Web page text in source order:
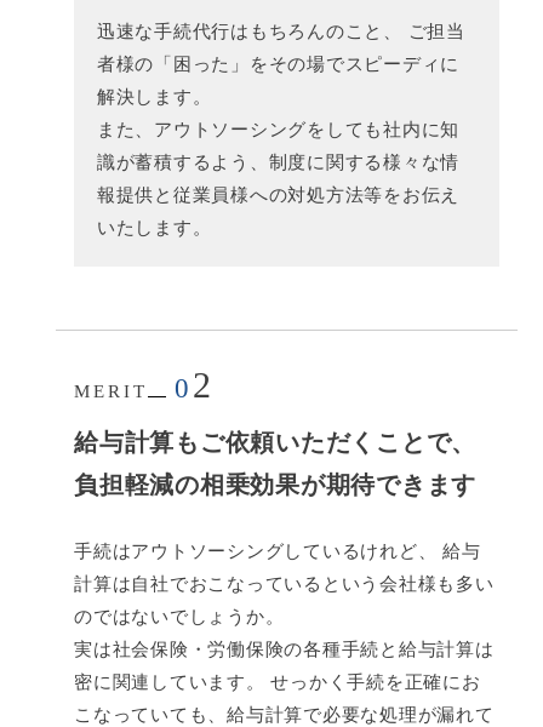
迅速な手続代行はもちろんのこと、 ご担当
者様の「困った」をその場でスピーディに
解決します。
また、アウトソーシングをしても社内に知
識が蓄積するよう、制度に関する様々な情
報提供と従業員様への対処方法等をお伝え
いたします。
MERIT 0 2
給与計算もご依頼いただくことで、
負担軽減の相乗効果が期待できます
手続はアウトソーシングしているけれど、 給与
計算は自社でおこなっているという会社様も多い
のではないでしょうか。
実は社会保険・労働保険の各種手続と給与計算は
密に関連しています。 せっかく手続を正確にお
こなっていても、給与計算で必要な処理が漏れて